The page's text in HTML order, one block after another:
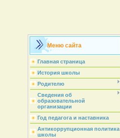
Меню сайта
Главная страница
История школы
Родителю
Сведения об
образовательной
организации
Год педагога и наставника
Антикоррупционная политика
школы